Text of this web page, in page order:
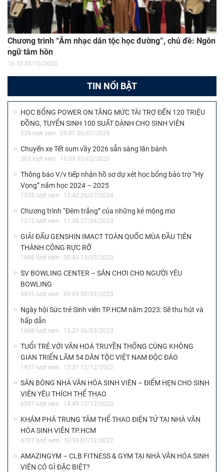
Chương trình “Âm nhạc dân tộc học đường”, chủ đề: Ngôn
ngữ tâm hồn
16:10 05/10/2025
TIN NỔI BẬT
HỌC BỔNG POWER ON TĂNG MỨC TÀI TRỢ ĐẾN 120 TRIỆU
ĐỒNG, TUYỂN SINH 100 SUẤT DÀNH CHO SINH VIÊN
239 lượt xem 09:01 06/07/2026
Chuyến xe Tết sum vầy 2026 sẵn sàng lăn bánh
365 lượt xem 16:09 03/02/2026
Thông báo V/v tiếp nhận hồ sơ dự xét học bổng bảo trợ “Hy
Vọng” năm học 2024 – 2025
7578 lượt xem 13:42 26/07/2024
Chương trình “Đêm trắng” của những kẻ mộng mơ
1375 lượt xem 11:36 27/04/2023
GIẢI ĐẤU GENSHIN IMACT TOÀN QUỐC MÙA ĐẦU TIÊN
THÀNH CÔNG RỰC RỠ
1668 lượt xem 00:43 13/03/2023
SV BOWLING CENTER – SÂN CHƠI CHO NGƯỜI YÊU
BOWLING
4895 lượt xem 09:09 08/03/2023
Ngày hội Sức trẻ Sinh viên TP.HCM năm 2023: Sẽ thu hút và
hấp dẫn
1608 lượt xem 15:21 06/03/2023
TUỔI TRẺ VỚI VĂN HOÁ TRUYỀN THỐNG CÙNG KHÔNG
GIAN TRIỂN LÃM 54 DÂN TỘC VIỆT NAM ĐỘC ĐÁO
1937 lượt xem 15:31 12/12/2022
SÂN BÓNG NHÀ VĂN HÓA SINH VIÊN – ĐIỂM HẸN CHO SINH
VIÊN YÊU THÍCH THỂ THAO
6597 lượt xem 14:49 12/12/2022
KHÁM PHÁ TRUNG TÂM THỂ THAO ĐIỆN TỬ TẠI NHÀ VĂN
HÓA SINH VIÊN TP.HCM
4707 lượt xem 10:39 07/12/2022
AMAZINGYM – CLB FITNESS & GYM TẠI NHÀ VĂN HÓA SINH
VIÊN CÓ GÌ ĐẶC BIỆT?